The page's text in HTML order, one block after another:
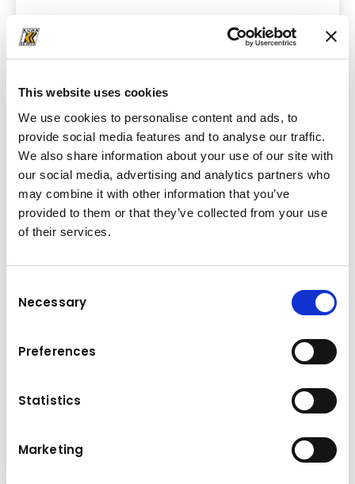
This website uses cookies
We use cookies to personalise content and ads, to
provide social media features and to analyse our traffic.
We also share information about your use of our site with
our social media, advertising and analytics partners who
may combine it with other information that you’ve
provided to them or that they’ve collected from your use
of their services.
Selection
Necessary
Preferences
Statistics
Marketing
Macchine per la movimentazione di materiali
Dettagli
Marca e modello
Dettagli